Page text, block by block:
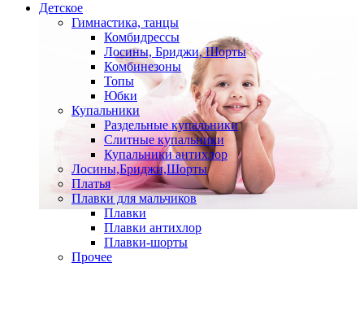
Детское
Гимнастика, танцы
Комбидрессы
Лосины, Бриджи, Шорты
Комбинезоны
Топы
Юбки
Купальники
Раздельные купальники
Слитные купальники
Купальники антихлор
Лосины,Бриджи,Шорты
Платья
Плавки для мальчиков
Плавки
Плавки антихлор
Плавки-шорты
Прочее